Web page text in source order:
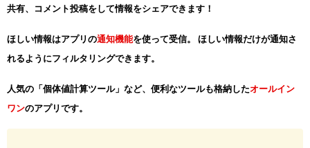
共有、コメント投稿をして情報をシェアできます！
ほしい情報はアプリの通知機能を使って受信。 ほしい情報だけが通知さ
れるようにフィルタリングできます。
人気の「個体値計算ツール」など、便利なツールも格納したオールイン
ワンのアプリです。